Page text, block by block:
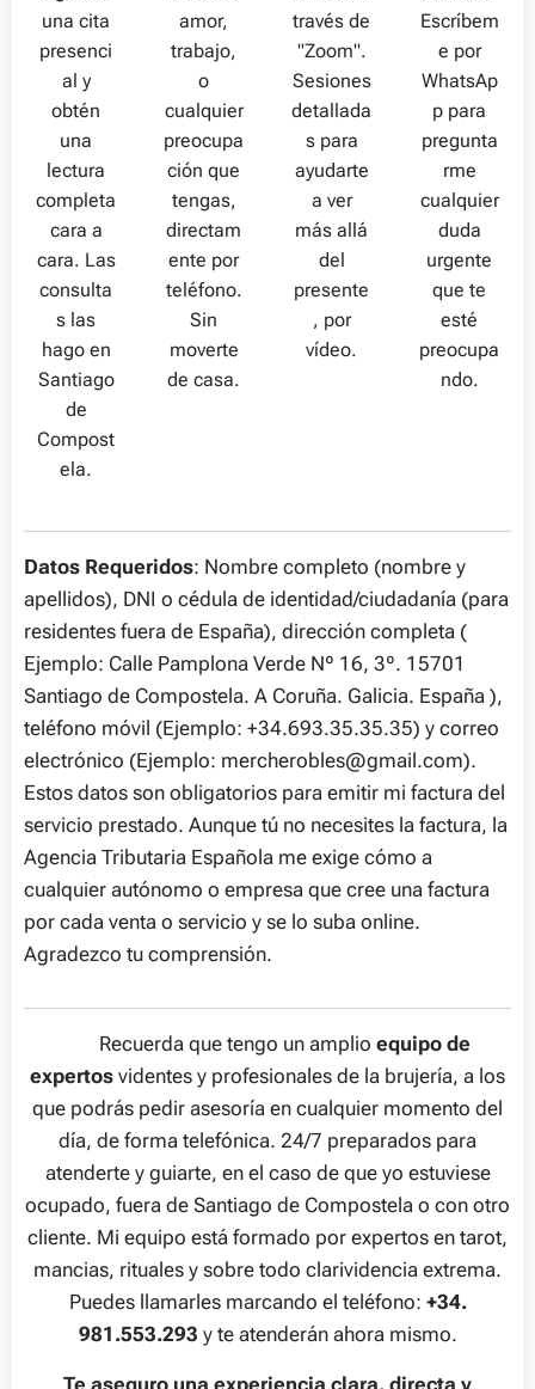
una cita
presenci
al y
obtén
una
lectura
completa
cara a
cara. Las
consulta
s las
hago en
Santiago
de
Compost
ela.
amor,
trabajo,
o
cualquier
preocupa
ción que
tengas,
directam
ente por
teléfono.
Sin
moverte
de casa.
través de
"Zoom".
Sesiones
detallada
s para
ayudarte
a ver
más allá
del
presente
, por
vídeo.
Escríbem
e por
WhatsAp
p para
pregunta
rme
cualquier
duda
urgente
que te
esté
preocupa
ndo.
Datos Requeridos: Nombre completo (nombre y
apellidos), DNI o cédula de identidad/ciudadanía (para
residentes fuera de España), dirección completa (
Ejemplo: Calle Pamplona Verde Nº 16, 3º. 15701
Santiago de Compostela. A Coruña. Galicia. España ),
teléfono móvil (Ejemplo: +34.693.35.35.35) y correo
electrónico (Ejemplo: mercherobles@gmail.com).
Estos datos son obligatorios para emitir mi factura del
servicio prestado. Aunque tú no necesites la factura, la
Agencia Tributaria Española me exige cómo a
cualquier autónomo o empresa que cree una factura
por cada venta o servicio y se lo suba online.
Agradezco tu comprensión.
🧙‍♂️ Recuerda que tengo un amplio equipo de
expertos videntes y profesionales de la brujería, a los
que podrás pedir asesoría en cualquier momento del
día, de forma telefónica. 24/7 preparados para
atenderte y guiarte, en el caso de que yo estuviese
ocupado, fuera de Santiago de Compostela o con otro
cliente. Mi equipo está formado por expertos en tarot,
mancias, rituales y sobre todo clarividencia extrema.
Puedes llamarles marcando el teléfono: +34.
981.553.293 y te atenderán ahora mismo.
Te aseguro una experiencia clara, directa y